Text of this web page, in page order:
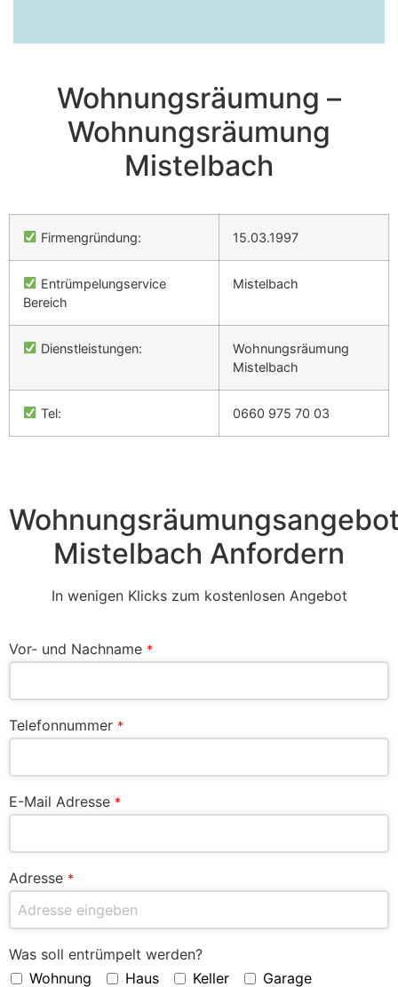
Wohnungsräumung –
Wohnungsräumung
Mistelbach
Firmengründung: 15.03.1997
Entrümpelungservice
Bereich
Mistelbach
Dienstleistungen:
Wohnungsräumung
Mistelbach
Tel: 0660 975 70 03
Mistelbach Anfordern
In wenigen Klicks zum kostenlosen Angebot
Vor- und Nachname *
Telefonnummer *
E-Mail Adresse *
Adresse *
Was soll entrümpelt werden?
Wohnung
Haus Keller Garage